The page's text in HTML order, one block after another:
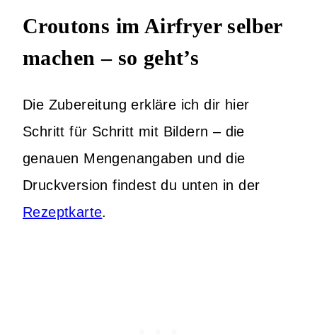
Croutons im Airfryer selber
machen – so geht’s
Die Zubereitung erkläre ich dir hier
Schritt für Schritt mit Bildern – die
genauen Mengenangaben und die
Druckversion findest du unten in der
Rezeptkarte.